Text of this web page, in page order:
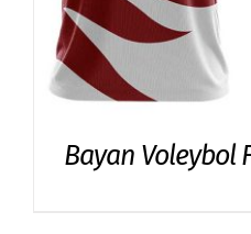
Bayan Voleybol